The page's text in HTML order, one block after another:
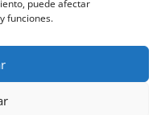
puede afectar
funciones.